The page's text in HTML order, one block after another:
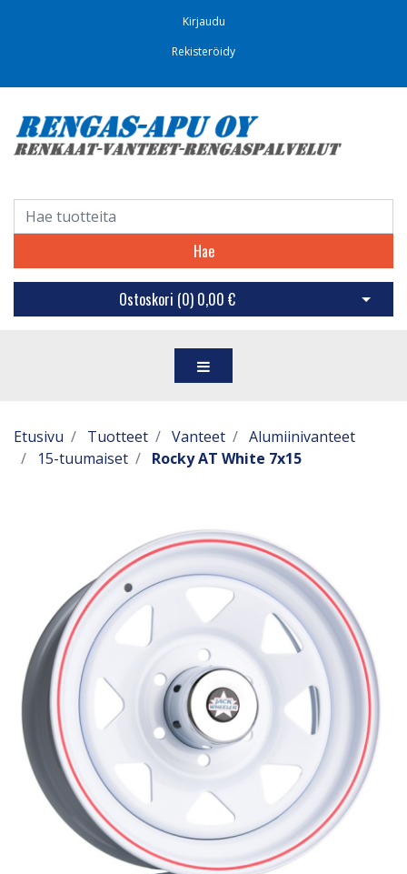
Kirjaudu
Rekisteröidy
Hae
Ostoskori (0) 0,00 € Avaa
Etusivu Tuotteet Vanteet
Alumiinivanteet
15-tuumaiset
Rocky AT White 7x15